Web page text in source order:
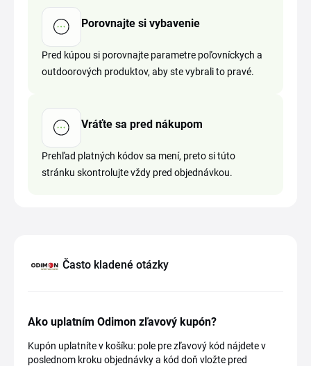
Porovnajte si vybavenie
Pred kúpou si porovnajte parametre poľovníckych a
outdoorových produktov, aby ste vybrali to pravé.
Vráťte sa pred nákupom
Prehľad platných kódov sa mení, preto si túto
stránku skontrolujte vždy pred objednávkou.
Často kladené otázky
Ako uplatním Odimon zľavový kupón?
Kupón uplatníte v košíku: pole pre zľavový kód nájdete v
poslednom kroku objednávky a kód doň vložte pred